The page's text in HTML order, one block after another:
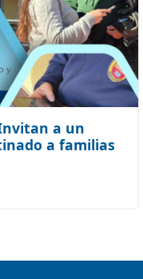
a un
a familias